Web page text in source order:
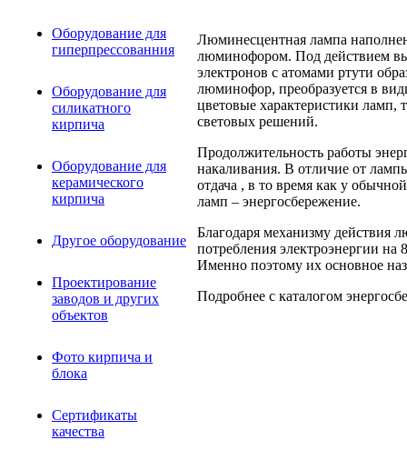
Оборудование для
гиперпрессованния
Оборудование для
силикатного
кирпича
Оборудование для
керамического
кирпича
Другое оборудование
Проектирование
заводов и других
объектов
Фото кирпича и
блока
Сертификаты
качества
Люминесцентная лампа
люминофором. Под действием
электронов с атомами ртути
люминофор, преобразуется в
цветовые характеристики ламп,
световых решений.
Продолжительность работы
накаливания. В отличие от
отдача , в то время как у
ламп – энергосбережение.
Благодаря механизму действия
потребления электроэнергии
Именно поэтому их основное
Подробнее с каталогом